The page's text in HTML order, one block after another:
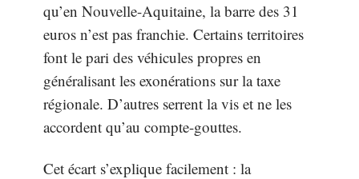
qu’en Nouvelle-Aquitaine, la barre des 31
euros n’est pas franchie. Certains territoires
font le pari des véhicules propres en
généralisant les exonérations sur la taxe
régionale. D’autres serrent la vis et ne les
accordent qu’au compte-gouttes.
Cet écart s’explique facilement : la